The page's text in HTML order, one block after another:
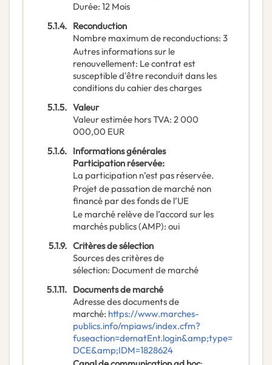
Durée: 12 Mois
5.1.4. Reconduction
Nombre maximum de reconductions: 3
Autres informations sur le
renouvellement: Le contrat est
susceptible d'être reconduit dans les
conditions du cahier des charges
5.1.5. Valeur
Valeur estimée hors TVA: 2 000
000,00 EUR
5.1.6. Informations générales
Participation réservée:
La participation n’est pas réservée.
Projet de passation de marché non
financé par des fonds de l’UE
Le marché relève de l’accord sur les
marchés publics (AMP): oui
5.1.9. Critères de sélection
Sources des critères de
sélection: Document de marché
5.1.11. Documents de marché
Adresse des documents de
marché: https://www.marches-
publics.info/mpiaws/index.cfm?
fuseaction=dematEnt.login&amp;type=
DCE&amp;IDM=1828624